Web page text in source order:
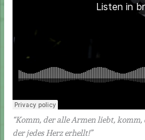
“Komm, der alle Armen liebt,
der jedes Herz erhellt!”